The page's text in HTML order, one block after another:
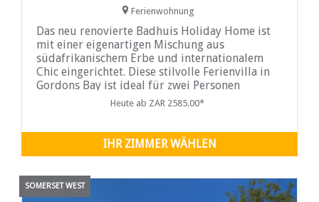
Ferienwohnung
Das neu renovierte Badhuis Holiday Home ist
mit einer eigenartigen Mischung aus
südafrikanischem Erbe und internationalem
Chic eingerichtet. Diese stilvolle Ferienvilla in
Gordons Bay ist ideal für zwei Personen
geeignet, kann aber bis zu vier Gäste auf
Heute ab ZAR 2585.00*
IHR ZIMMER WÄHLEN
SOMERSET WEST